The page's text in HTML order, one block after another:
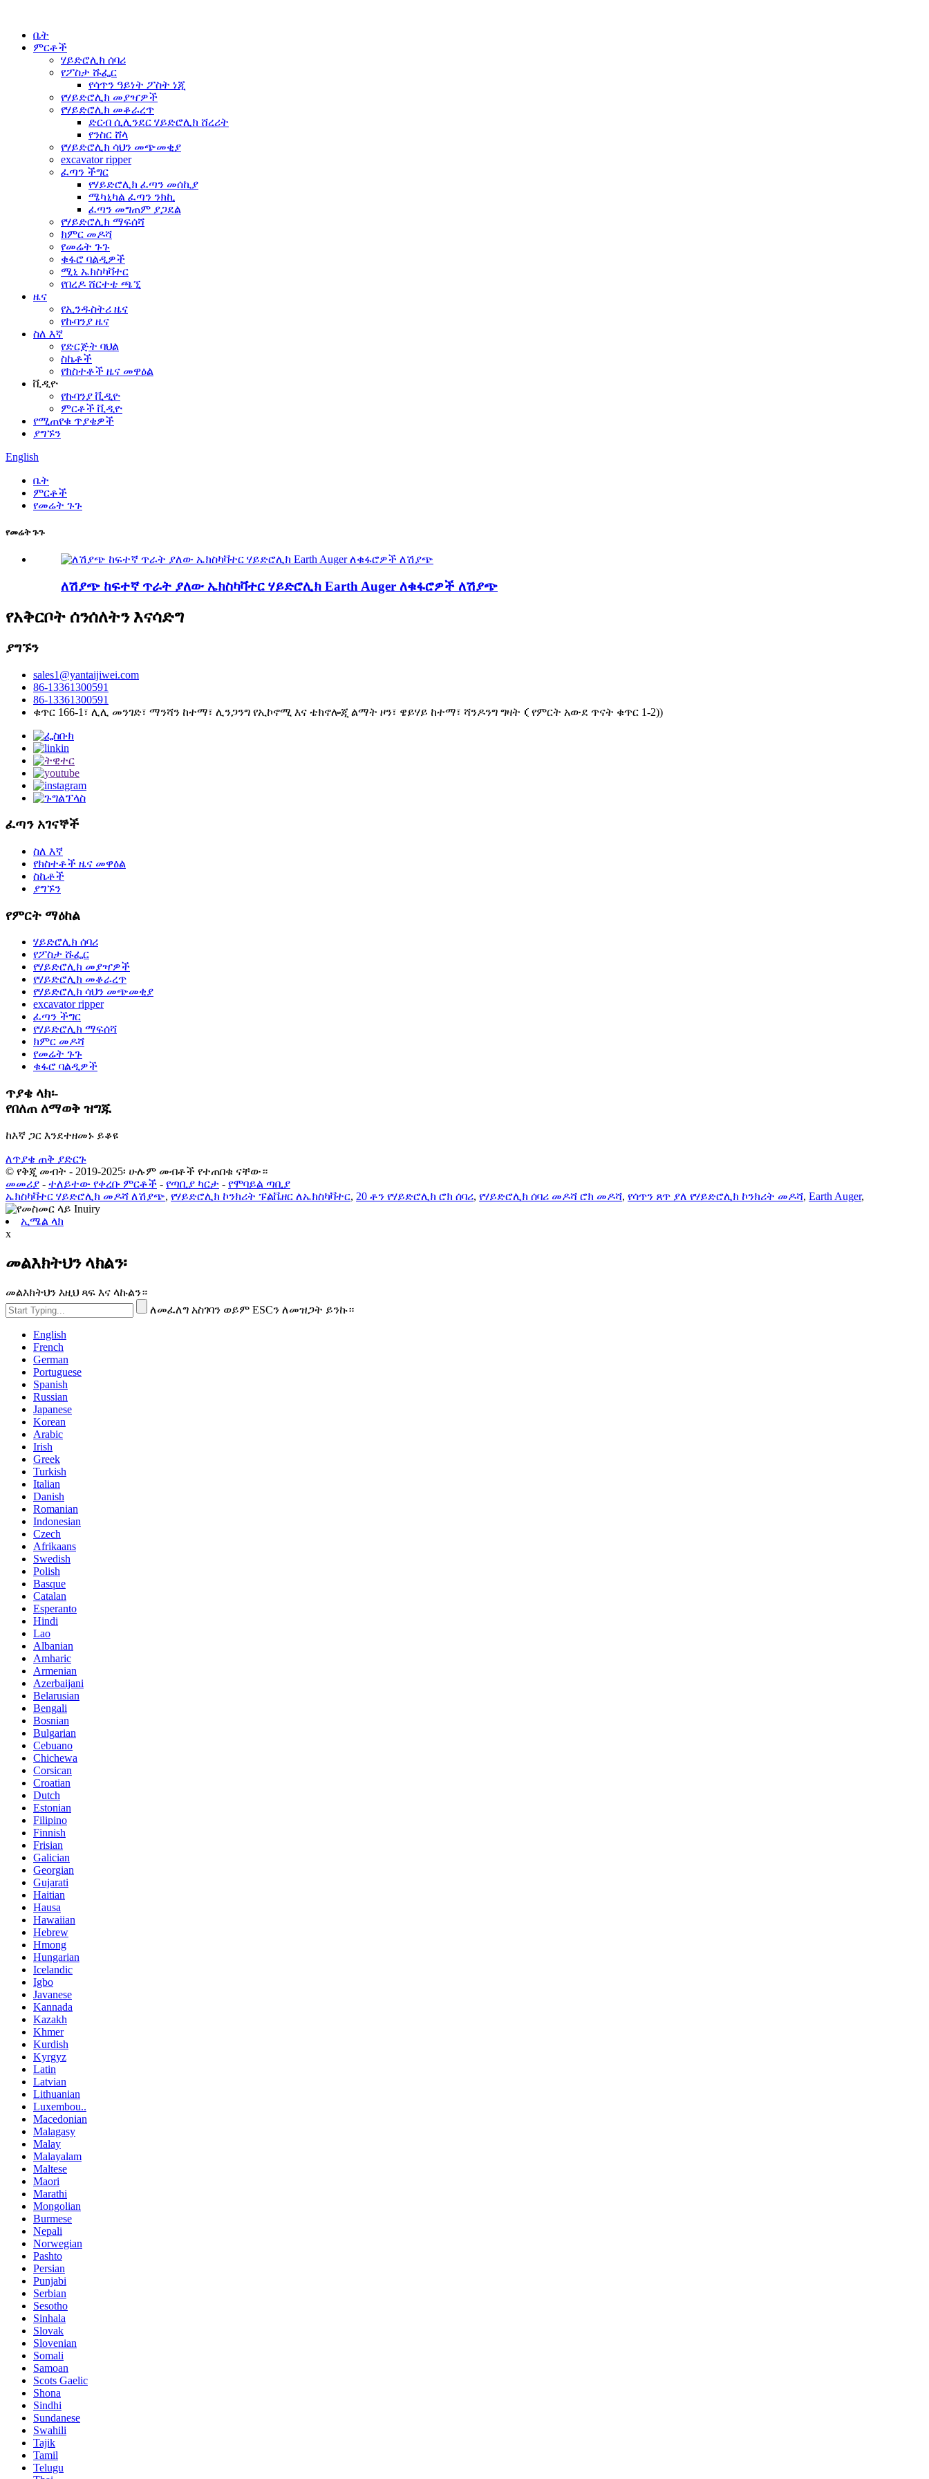
ቤት
ምርቶች
ሃይድሮሊክ ሰባሪ
የፖስታ ሹፌር
የሳጥን ዓይነት ፖስት ነጂ
የሃይድሮሊክ መያዣዎች
የሃይድሮሊክ መቆራረጥ
ድርብ ሲሊንደር ሃይድሮሊክ ሸረሪት
የንስር ሸላ
የሃይድሮሊክ ሳህን መጭመቂያ
excavator ripper
ፈጣን ችግር
የሃይድሮሊክ ፈጣን መሰኪያ
ሜካኒካል ፈጣን ንክኪ
ፈጣን መግጠም ያጋደል
የሃይድሮሊክ ማፍሰሻ
ክምር መዶሻ
የመሬት ጉጉ
ቁፋሮ ባልዲዎች
ሚኒ ኤክስካቫተር
የበረዶ ሸርተቴ ጫኚ
ዜና
የኢንዱስትሪ ዜና
የኩባንያ ዜና
ስለ እኛ
የድርጅት ባህል
ስኬቶች
የክስተቶች ዜና መዋዕል
ቪዲዮ
የኩባንያ ቪዲዮ
ምርቶች ቪዲዮ
የሚጠየቁ ጥያቄዎች
ያግኙን
English
ቤት
ምርቶች
የመሬት ጉጉ
የመሬት ጉጉ
ለሽያጭ ከፍተኛ ጥራት ያለው ኤክስካቫተር ሃይድሮሊክ Earth Auger ለቁፋሮዎች ለሽያጭ
የአቅርቦት ሰንሰለትን እናሳድግ
ያግኙን
sales1@yantaijiwei.com
86-13361300591
86-13361300591
ቁጥር 166-1፣ ሊሊ መንገድ፣ ማንሻን ከተማ፣ ሊንጋንግ የኢኮኖሚ እና ቴክኖሎጂ ልማት ዞን፣ ዌይሃይ ከተማ፣ ሻንዶንግ ግዛት（የምርት አውደ ጥናት ቁጥር 1-2))
ፈጣን አገናኞች
ስለ እኛ
የክስተቶች ዜና መዋዕል
ስኬቶች
ያግኙን
የምርት ማዕከል
ሃይድሮሊክ ሰባሪ
የፖስታ ሹፌር
የሃይድሮሊክ መያዣዎች
የሃይድሮሊክ መቆራረጥ
የሃይድሮሊክ ሳህን መጭመቂያ
excavator ripper
ፈጣን ችግር
የሃይድሮሊክ ማፍሰሻ
ክምር መዶሻ
የመሬት ጉጉ
ቁፋሮ ባልዲዎች
ጥያቄ ላክ፡-
የበለጠ ለማወቅ ዝግጁ
ከእኛ ጋር እንደተዘመኑ ይቆዩ
ለጥያቄ ጠቅ ያድርጉ
© የቅጂ መብት - 2019-2025፡ ሁሉም መብቶች የተጠበቁ ናቸው።
መመሪያ - ተለይተው የቀረቡ ምርቶች - የጣቢያ ካርታ - የሞባይል ጣቢያ
ኤክስካቫተር ሃይድሮሊክ መዶሻ ለሽያጭ, የሃይድሮሊክ ኮንክሪት ፑልቬዘር ለኤክስካቫተር, 20 ቶን የሃይድሮሊክ ሮክ ሰባሪ, የሃይድሮሊክ ሰባሪ መዶሻ ሮክ መዶሻ, የሳጥን ጸጥ ያለ የሃይድሮሊክ ኮንክሪት መዶሻ, Earth Auger,
ኢሜል ላክ
x
መልእክትህን ላክልን፡
መልእክትህን እዚህ ጻፍ እና ላኩልን።
ለመፈለግ አስገባን ወይም ESCን ለመዝጋት ይንኩ።
English
French
German
Portuguese
Spanish
Russian
Japanese
Korean
Arabic
Irish
Greek
Turkish
Italian
Danish
Romanian
Indonesian
Czech
Afrikaans
Swedish
Polish
Basque
Catalan
Esperanto
Hindi
Lao
Albanian
Amharic
Armenian
Azerbaijani
Belarusian
Bengali
Bosnian
Bulgarian
Cebuano
Chichewa
Corsican
Croatian
Dutch
Estonian
Filipino
Finnish
Frisian
Galician
Georgian
Gujarati
Haitian
Hausa
Hawaiian
Hebrew
Hmong
Hungarian
Icelandic
Igbo
Javanese
Kannada
Kazakh
Khmer
Kurdish
Kyrgyz
Latin
Latvian
Lithuanian
Luxembou..
Macedonian
Malagasy
Malay
Malayalam
Maltese
Maori
Marathi
Mongolian
Burmese
Nepali
Norwegian
Pashto
Persian
Punjabi
Serbian
Sesotho
Sinhala
Slovak
Slovenian
Somali
Samoan
Scots Gaelic
Shona
Sindhi
Sundanese
Swahili
Tajik
Tamil
Telugu